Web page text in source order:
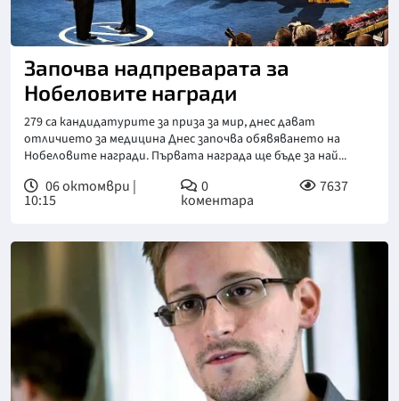
Започва надпреварата за
Нобеловите награди
279 са кандидатурите за приза за мир, днес дават
отличието за медицина Днес започва обявяването на
Нобеловите награди. Първата награда ще бъде за най...
06 октомври |
10:15
0
коментара
7637